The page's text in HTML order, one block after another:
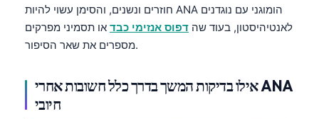
חוזרים ונשנים, והסימן עשוי להיות ANA הומוגני עם נוגדנים
לאנטיהיסטון, בעוד שה דפוס אנזימי כבד או תסמיני מפרקים
מספרים את שאר הסיפור.
אילו בדיקות המשך בדרך כלל חשובות אחרי ANA
חיובי